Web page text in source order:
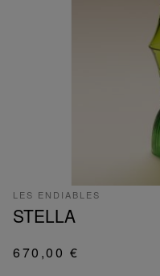
LES ENDIABLES
STELLA
670,00 €